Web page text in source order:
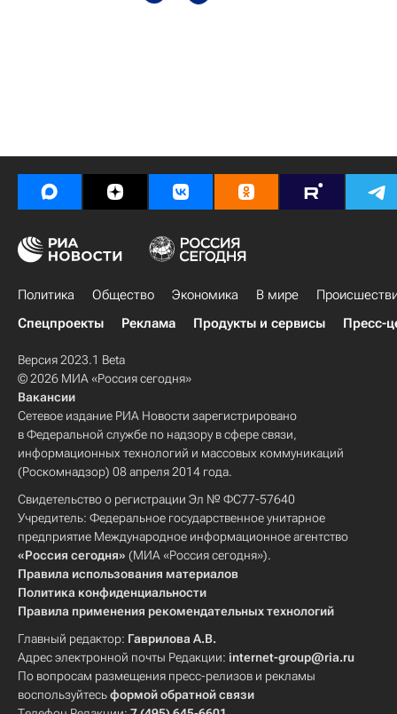
Политика Общество Экономика В мире
Спецпроекты
Реклама Продукты и сервисы Пресс-
Версия 2023.1 Beta
© 2026 МИА «Россия сегодня»
Вакансии
Сетевое издание РИА Новости зарегистрировано
в Федеральной службе по надзору в сфере связи,
информационных технологий и массовых коммуникаций
(Роскомнадзор) 08 апреля 2014 года.
Свидетельство о регистрации Эл № ФС77-57640
Учредитель: Федеральное государственное унитарное
предприятие Международное информационное агентство
«Россия сегодня» (МИА «Россия сегодня»).
Правила использования материалов
Политика конфиденциальности
Правила применения рекомендательных технологий
Главный редактор: Гаврилова А.В.
Адрес электронной почты Редакции: internet-group@ria.ru
По вопросам размещения пресс-релизов и рекламы
воспользуйтесьформой обратной связи